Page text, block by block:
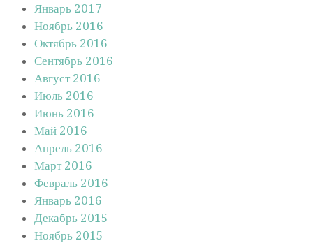
Январь 2017
Ноябрь 2016
Октябрь 2016
Сентябрь 2016
Август 2016
Июль 2016
Июнь 2016
Май 2016
Апрель 2016
Март 2016
Февраль 2016
Январь 2016
Декабрь 2015
Ноябрь 2015